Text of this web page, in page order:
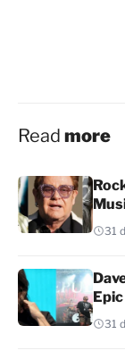
Read more
31
31